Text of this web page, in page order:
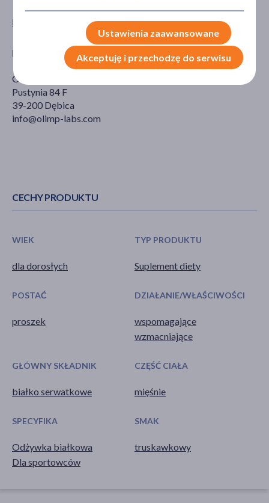
Pokaż wszystkie produkty OLIMP SPORT NUTRITION
Producent
OLIMP LABORATORIES Sp. z o.o.
Pustynia 84 F
39-200 Dębica
info@olimp-labs.com
CECHY PRODUKTU
WIEK
dla dorosłych
TYP PRODUKTU
Suplement diety
POSTAĆ
proszek
DZIAŁANIE/WŁAŚCIWOŚCI
wspomagające
wzmacniające
GŁÓWNY SKŁADNIK
białko serwatkowe
CZĘŚĆ CIAŁA
mięśnie
SPECYFIKA
Odżywka białkowa
Dla sportowców
SMAK
truskawkowy
Ustawienia zaawansowane
Akceptuję i przechodzę do serwisu